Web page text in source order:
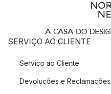
A CASA DO
SERVIÇO AO CLIENTE
Serviço ao Cliente
Devoluções e Reclamações